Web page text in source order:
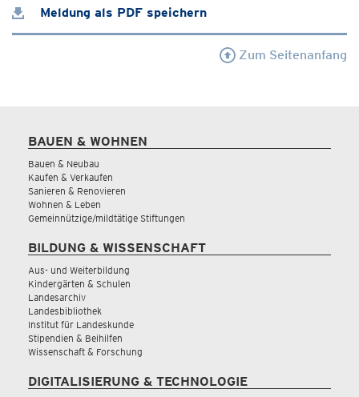
Meldung als PDF speichern
Zum Seitenanfang
BAUEN & WOHNEN
Bauen & Neubau
Kaufen & Verkaufen
Sanieren & Renovieren
Wohnen & Leben
Gemeinnützige/mildtätige Stiftungen
BILDUNG & WISSENSCHAFT
Aus- und Weiterbildung
Kindergärten & Schulen
Landesarchiv
Landesbibliothek
Institut für Landeskunde
Stipendien & Beihilfen
Wissenschaft & Forschung
DIGITALISIERUNG & TECHNOLOGIE